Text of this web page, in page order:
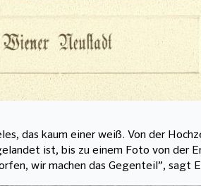
das kaum einer weiß. Von der
ist, bis zu einem Foto von der
wir machen das Gegenteil”, sagt